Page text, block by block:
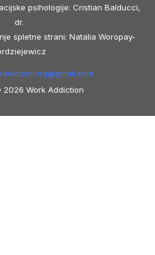
psihologije: Cristian Balducci,
dr.
spletne strani: Natalia Woropay-
gmail.com
Work Addiction